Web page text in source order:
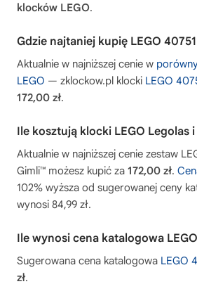
klocków LEGO.
Gdzie najtaniej kupię LEGO
Aktualnie w najniższej cenie w
LEGO — zklockow.pl klocki LEGO
172,00 zł.
Ile kosztują klocki LEGO Legolas
Aktualnie w najniższej cenie zestaw
Gimli™ możesz kupić za 172,00 zł.
102% wyższa od sugerowanej ceny
wynosi 84,99 zł.
Ile wynosi cena katalogowa
Sugerowana cena katalogowa LEGO
zł.